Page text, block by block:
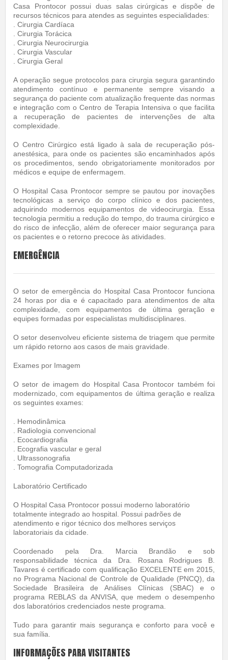
Casa Prontocor possui duas salas cirúrgicas e dispõe de
recursos técnicos para atendes as seguintes especialidades:
. Cirurgia Cardíaca
. Cirurgia Torácica
. Cirurgia Neurocirurgia
. Cirurgia Vascular
. Cirurgia Geral
A operação segue protocolos para cirurgia segura garantindo
atendimento contínuo e permanente sempre visando a
segurança do paciente com atualização frequente das normas
e integração com o Centro de Terapia Intensiva o que facilita
a recuperação de pacientes de intervenções de alta
complexidade.
O Centro Cirúrgico está ligado à sala de recuperação pós-
anestésica, para onde os pacientes são encaminhados após
os procedimentos, sendo obrigatoriamente monitorados por
médicos e equipe de enfermagem.
O Hospital Casa Prontocor sempre se pautou por inovações
tecnológicas a serviço do corpo clínico e dos pacientes,
adquirindo modernos equipamentos de videocirurgia. Essa
tecnologia permitiu a redução do tempo, do trauma cirúrgico e
do risco de infecção, além de oferecer maior segurança para
os pacientes e o retorno precoce às atividades.
EMERGÊNCIA
O setor de emergência do Hospital Casa Prontocor funciona
24 horas por dia e é capacitado para atendimentos de alta
complexidade, com equipamentos de última geração e
equipes formadas por especialistas multidisciplinares.
O setor desenvolveu eficiente sistema de triagem que permite
um rápido retorno aos casos de mais gravidade.
Exames por Imagem
O setor de imagem do Hospital Casa Prontocor também foi
modernizado, com equipamentos de última geração e realiza
os seguintes exames:
. Hemodinâmica
. Radiologia convencional
. Ecocardiografia
. Ecografia vascular e geral
. Ultrassonografia
. Tomografia Computadorizada
Laboratório Certificado
O Hospital Casa Prontocor possui moderno laboratório
totalmente integrado ao hospital. Possui padrões de
atendimento e rigor técnico dos melhores serviços
laboratoriais da cidade.
Coordenado pela Dra. Marcia Brandão e sob
responsabilidade técnica da Dra. Rosana Rodrigues B.
Tavares é certificado com qualificação EXCELENTE em 2015,
no Programa Nacional de Controle de Qualidade (PNCQ), da
Sociedade Brasileira de Análises Clínicas (SBAC) e o
programa REBLAS da ANVISA, que medem o desempenho
dos laboratórios credenciados neste programa.
Tudo para garantir mais segurança e conforto para você e
sua família.
INFORMAÇÕES PARA VISITANTES